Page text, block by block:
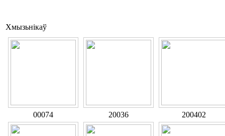
Хмызьнікаў
00074 20036 200402